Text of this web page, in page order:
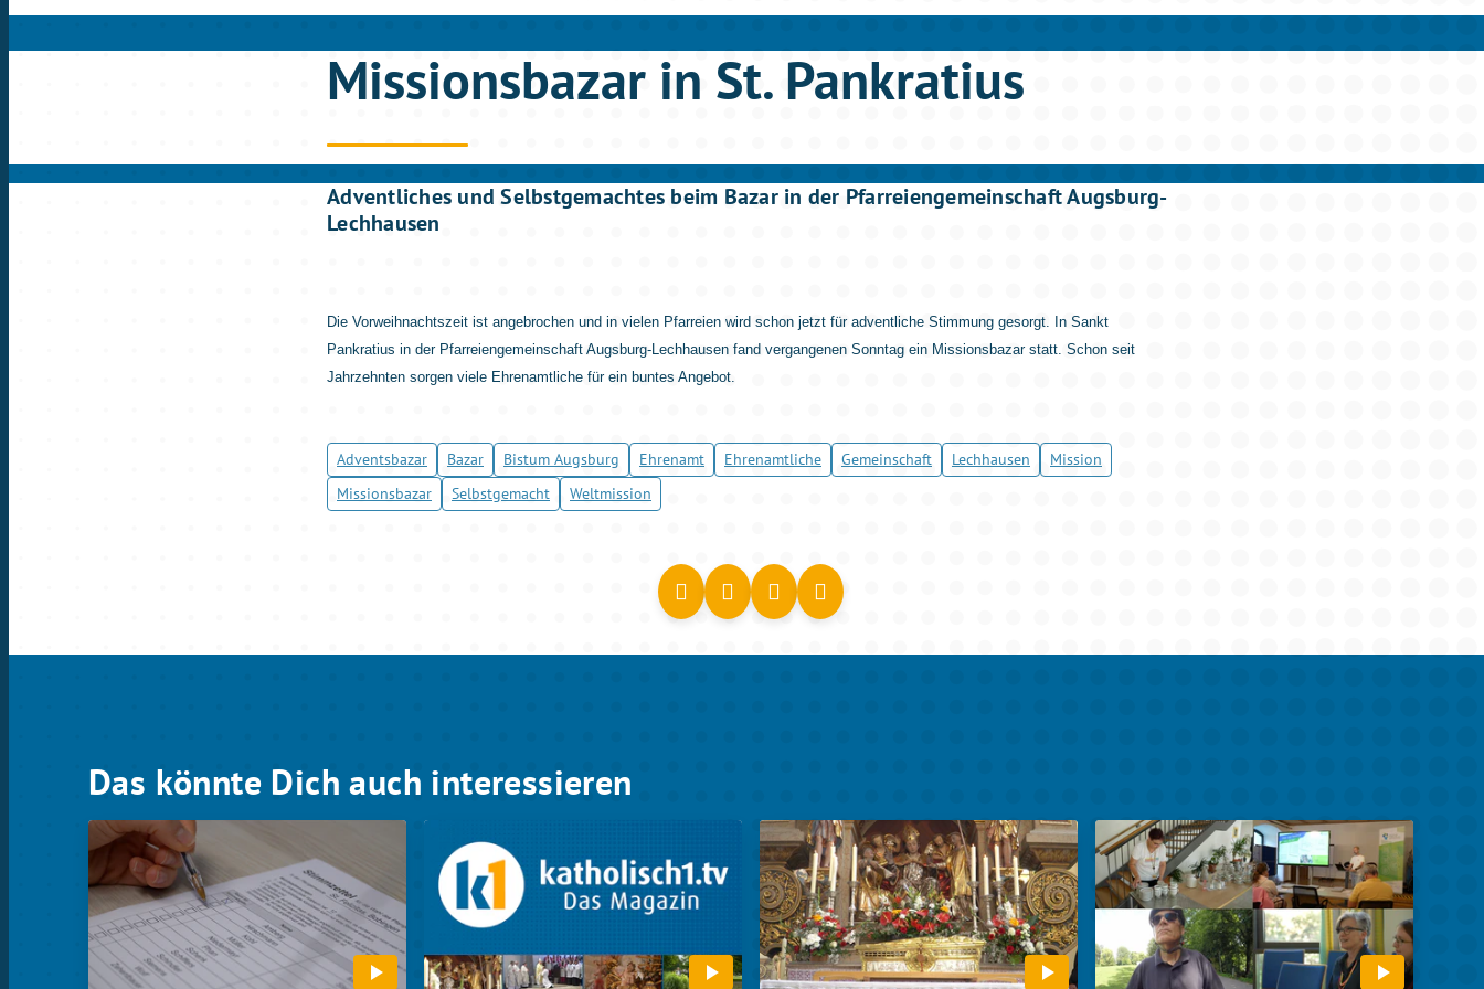
Missionsbazar in St. Pankratius
Adventliches und Selbstgemachtes beim Bazar in der Pfarreiengemeinschaft Augsburg-
Lechhausen
Die Vorweihnachtszeit ist angebrochen und in vielen Pfarreien wird schon jetzt für adventliche Stimmung gesorgt. In Sankt
Pankratius in der Pfarreiengemeinschaft Augsburg-Lechhausen fand vergangenen Sonntag ein Missionsbazar statt. Schon seit
Jahrzehnten sorgen viele Ehrenamtliche für ein buntes Angebot.
Adventsbazar Bazar Bistum Augsburg Ehrenamt Ehrenamtliche Gemeinschaft Lechhausen
Mission
Missionsbazar
Selbstgemacht Weltmission
Das könnte Dich auch interessieren